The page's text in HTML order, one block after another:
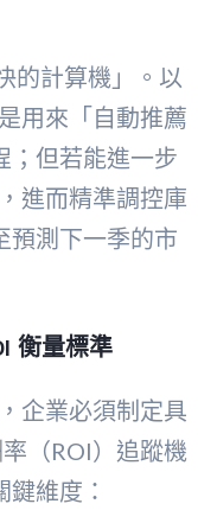
的計算機」。以
用來「自動推薦
；但若能進一步
進而精準調控庫
預測下一季的市
衡量標準
企業必須制定具
（ROI）追蹤機
維度：